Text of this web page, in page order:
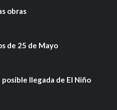
obras
de 25 de Mayo
llegada de El Niño